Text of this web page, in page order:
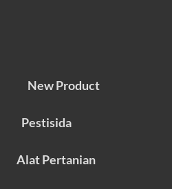
New Product
Pestisida
Alat Pertanian